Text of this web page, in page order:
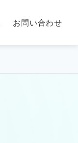
お問い合わせ